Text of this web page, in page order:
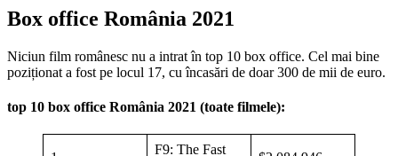
Box office România 2021
Niciun film românesc nu a intrat în top 10 box office. Cel mai bine
poziționat a fost pe locul 17, cu încasări de doar 300 de mii de euro.
top 10 box office România 2021 (toate filmele):
F9: The Fast